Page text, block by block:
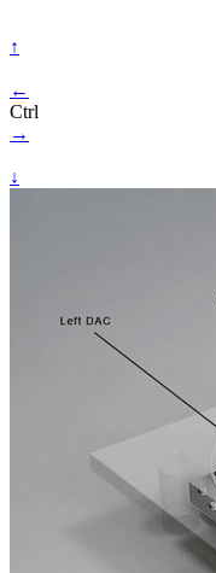
↑
←
Ctrl
→
↓